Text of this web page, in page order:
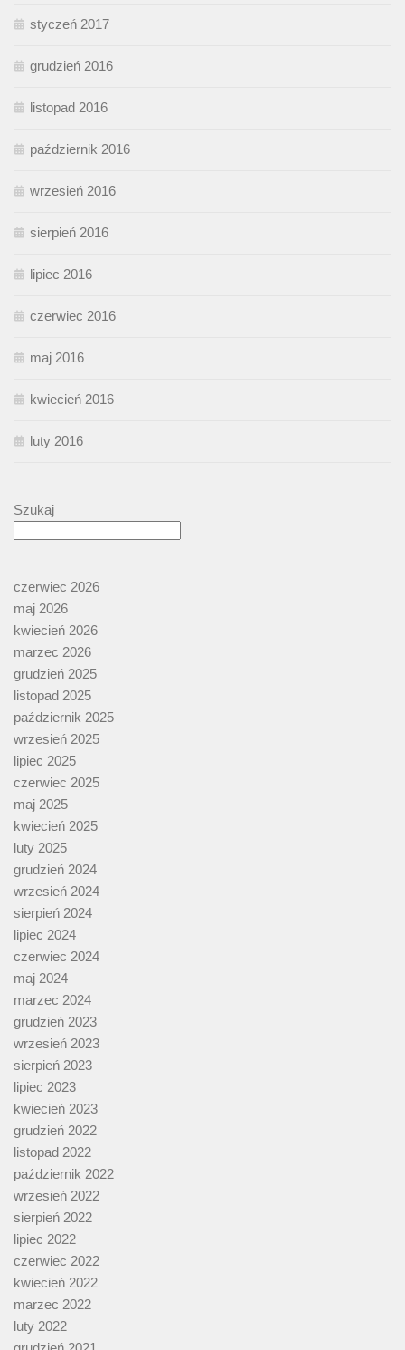
styczeń 2017
grudzień 2016
listopad 2016
październik 2016
wrzesień 2016
sierpień 2016
lipiec 2016
czerwiec 2016
maj 2016
kwiecień 2016
luty 2016
Szukaj
czerwiec 2026
maj 2026
kwiecień 2026
marzec 2026
grudzień 2025
listopad 2025
październik 2025
wrzesień 2025
lipiec 2025
czerwiec 2025
maj 2025
kwiecień 2025
luty 2025
grudzień 2024
wrzesień 2024
sierpień 2024
lipiec 2024
czerwiec 2024
maj 2024
marzec 2024
grudzień 2023
wrzesień 2023
sierpień 2023
lipiec 2023
kwiecień 2023
grudzień 2022
listopad 2022
październik 2022
wrzesień 2022
sierpień 2022
lipiec 2022
czerwiec 2022
kwiecień 2022
marzec 2022
luty 2022